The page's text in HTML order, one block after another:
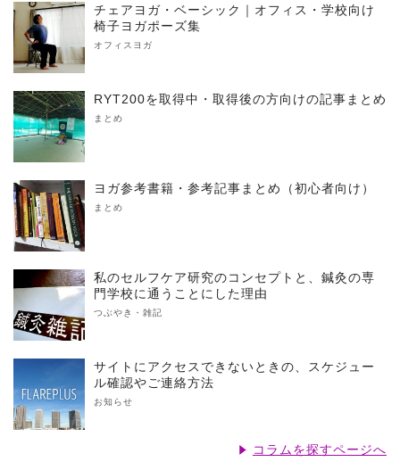
チェアヨガ・ベーシック｜オフィス・学校向け
椅子ヨガポーズ集
オフィスヨガ
RYT200を取得中・取得後の方向けの記事まとめ
まとめ
ヨガ参考書籍・参考記事まとめ（初心者向け）
まとめ
私のセルフケア研究のコンセプトと、鍼灸の専
門学校に通うことにした理由
つぶやき・雑記
サイトにアクセスできないときの、スケジュー
ル確認やご連絡方法
お知らせ
コラムを探すページへ